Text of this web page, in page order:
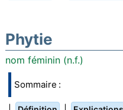
Phytie
nom féminin (n.f.)
Sommaire :